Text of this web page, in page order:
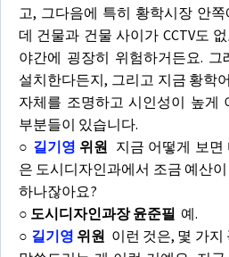
고, 그다음에 특히 황학시장 안
데 건물과 건물 사이가 CCTV도
야간에 굉장히 위험하거든요.
설치한다든지, 그리고 지금 황학
자체를 조명하고 시인성이 높게
부분들이 있습니다.
○ 길기영 위원 지금 어떻게 보면
은 도시디자인과에서 조금 예산
하나잖아요?
○ 도시디자인과장 윤준필 예.
○ 길기영 위원 이런 것은, 몇 가